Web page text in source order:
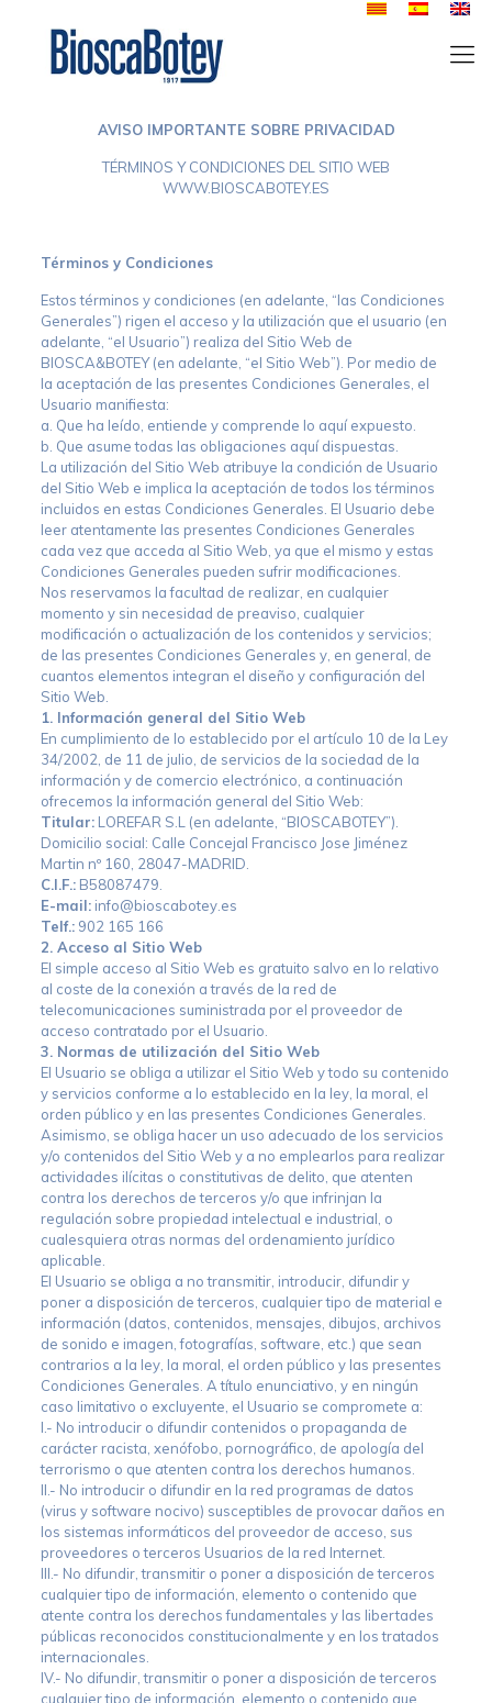
AVISO IMPORTANTE SOBRE PRIVACIDAD
TÉRMINOS Y CONDICIONES DEL SITIO WEB
WWW.BIOSCABOTEY.ES
Términos y Condiciones
Estos términos y condiciones (en adelante, “las Condiciones
Generales”) rigen el acceso y la utilización que el usuario (en
adelante, “el Usuario”) realiza del Sitio Web de
BIOSCA&BOTEY (en adelante, “el Sitio Web”). Por medio de
la aceptación de las presentes Condiciones Generales, el
Usuario manifiesta:
a. Que ha leído, entiende y comprende lo aquí expuesto.
b. Que asume todas las obligaciones aquí dispuestas.
La utilización del Sitio Web atribuye la condición de Usuario
del Sitio Web e implica la aceptación de todos los términos
incluidos en estas Condiciones Generales. El Usuario debe
leer atentamente las presentes Condiciones Generales
cada vez que acceda al Sitio Web, ya que el mismo y estas
Condiciones Generales pueden sufrir modificaciones.
Nos reservamos la facultad de realizar, en cualquier
momento y sin necesidad de preaviso, cualquier
modificación o actualización de los contenidos y servicios;
de las presentes Condiciones Generales y, en general, de
cuantos elementos integran el diseño y configuración del
Sitio Web.
1. Información general del Sitio Web
En cumplimiento de lo establecido por el artículo 10 de la Ley
34/2002, de 11 de julio, de servicios de la sociedad de la
información y de comercio electrónico, a continuación
ofrecemos la información general del Sitio Web:
Titular:LOREFAR S.L (en adelante, “BIOSCABOTEY”).
Domicilio social: Calle Concejal Francisco Jose Jiménez
Martin nº 160, 28047-MADRID.
C.I.F.:B58087479.
E-mail:info@bioscabotey.es
Telf.:902 165 166
2. Acceso al Sitio Web
El simple acceso al Sitio Web es gratuito salvo en lo relativo
al coste de la conexión a través de la red de
telecomunicaciones suministrada por el proveedor de
acceso contratado por el Usuario.
3. Normas de utilización del Sitio Web
El Usuario se obliga a utilizar el Sitio Web y todo su contenido
y servicios conforme a lo establecido en la ley, la moral, el
orden público y en las presentes Condiciones Generales.
Asimismo, se obliga hacer un uso adecuado de los servicios
y/o contenidos del Sitio Web y a no emplearlos para realizar
actividades ilícitas o constitutivas de delito, que atenten
contra los derechos de terceros y/o que infrinjan la
regulación sobre propiedad intelectual e industrial, o
cualesquiera otras normas del ordenamiento jurídico
aplicable.
El Usuario se obliga a no transmitir, introducir, difundir y
poner a disposición de terceros, cualquier tipo de material e
información (datos, contenidos, mensajes, dibujos, archivos
de sonido e imagen, fotografías, software, etc.) que sean
contrarios a la ley, la moral, el orden público y las presentes
Condiciones Generales. A título enunciativo, y en ningún
caso limitativo o excluyente, el Usuario se compromete a:
I.- No introducir o difundir contenidos o propaganda de
carácter racista, xenófobo, pornográfico, de apología del
terrorismo o que atenten contra los derechos humanos.
II.- No introducir o difundir en la red programas de datos
(virus y software nocivo) susceptibles de provocar daños en
los sistemas informáticos del proveedor de acceso, sus
proveedores o terceros Usuarios de la red Internet.
III.- No difundir, transmitir o poner a disposición de terceros
cualquier tipo de información, elemento o contenido que
atente contra los derechos fundamentales y las libertades
públicas reconocidos constitucionalmente y en los tratados
internacionales.
IV.- No difundir, transmitir o poner a disposición de terceros
cualquier tipo de información, elemento o contenido que